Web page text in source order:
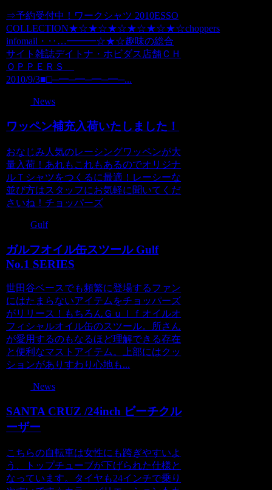
⇒予約受付中！ワークシャツ 2010ESSO
COLLECTION★☆★☆★☆★☆★☆★☆choppers
infomail・‥…━━━☆★☆趣味の総合
サイト雑誌デイトナ・ホビダス店舗ＣＨ
ＯＰＰＥＲＳ
2010/9/3■□─━─━─━─━─...
News
ワッペン補充入荷いたしました！
おなじみ人気のレーシングワッペンが大
量入荷！あれもこれもあるのでオリジナ
ルＴシャツをつくるに最適！レーシーな
並び方はスタッフにお気軽に聞いてくだ
さいね！チョッパーズ
Gulf
ガルフオイル缶スツール Gulf
No.1 SERIES
世田谷ベースでも頻繁に登場するファン
にはたまらないアイテムをチョッパーズ
がリリース！もちろんＧｕｌｆオイルオ
フィシャルオイル缶のスツール。所さん
が愛用するのもなるほど理解できる存在
と便利なマストアイテム。上部にはクッ
ションがありすわり心地も...
News
SANTA CRUZ /24inch ビーチクル
ーザー
こちらの自転車は女性にも跨ぎやすいよ
う、トップチューブが下げられた仕様と
なっています。タイヤも24インチで乗り